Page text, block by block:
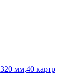
мм,40 картр